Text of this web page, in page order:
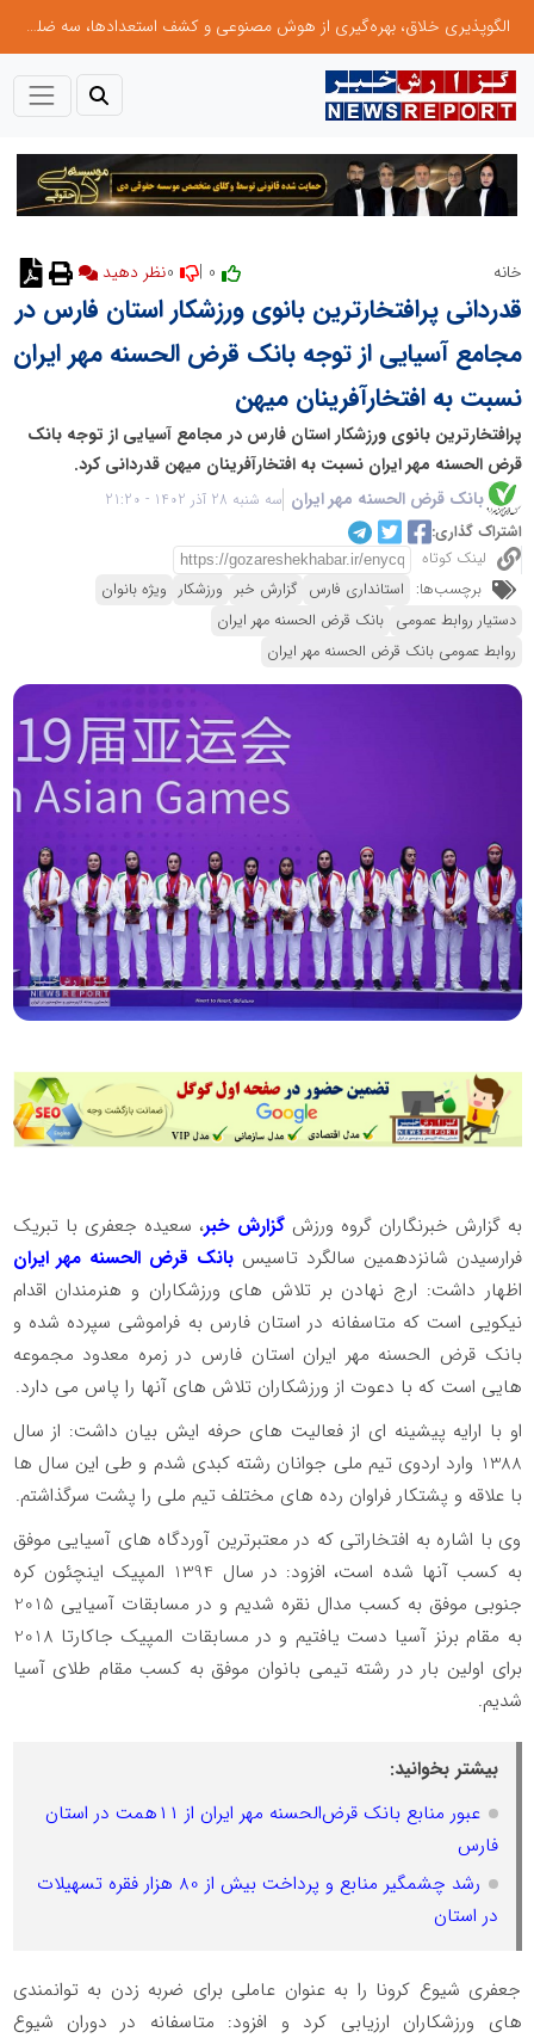
الگوپذیری خلاق، بهره‌گیری از هوش مصنوعی و کشف استعدادها، سه ضلع موفقیت جوانان کارآفرین
خانه نظر دهید
قدردانی پرافتخارترین بانوی ورزشکار استان فارس در
مجامع آسیایی از توجه بانک قرض الحسنه مهر ایران
نسبت به افتخارآفرینان میهن
پرافتخارترین بانوی ورزشکار استان فارس در مجامع آسیایی از توجه بانک
قرض الحسنه مهر ایران نسبت به افتخارآفرینان میهن قدردانی کرد.
بانک قرض الحسنه مهر ایران سه شنبه 28 آذر 1402 - 21:20
اشتراک گذاری:
لینک کوتاه
برچسب‌ها: استانداری فارس گزارش خبر ورزشکار ویژه بانوان
دستیار روابط عمومی بانک قرض الحسنه مهر ایران
روابط عمومی بانک قرض الحسنه مهر ایران
به گزارش خبرنگاران گروه ورزشگزارش خبر، سعیده جعفری با تبریک
فرارسیدن شانزدهمین سالگرد تاسیس بانک قرض الحسنه مهر ایران
اظهار داشت: ارج نهادن بر تلاش های ورزشکاران و هنرمندان اقدام
نیکویی است که متاسفانه در استان فارس به فراموشی سپرده شده و
بانک قرض الحسنه مهر ایران استان فارس در زمره معدود مجموعه
هایی است که با دعوت از ورزشکاران تلاش های آنها را پاس می دارد.
او با ارایه پیشینه ای از فعالیت های حرفه ایش بیان داشت: از سال
1388 وارد اردوی تیم ملی جوانان رشته کبدی شدم و طی این سال ها
با علاقه و پشتکار فراوان رده های مختلف تیم ملی را پشت سرگذاشتم.
وی با اشاره به افتخاراتی که در معتبرترین آوردگاه های آسیایی موفق
به کسب آنها شده است، افزود: در سال 1394 المپیک اینچئون کره
جنوبی موفق به کسب مدال نقره شدیم و در مسابقات آسیایی 2015
به مقام برنز آسیا دست یافتیم و در مسابقات المپیک جاکارتا 2018
برای اولین بار در رشته تیمی بانوان موفق به کسب مقام طلای آسیا
شدیم.
بیشتر بخوانید:
عبور منابع بانک قرض‌الحسنه مهر ایران از ۱۱همت در استان
فارس
رشد چشمگیر منابع و پرداخت بیش از 80 هزار فقره تسهیلات
در استان
جعفری شیوع کرونا را به عنوان عاملی برای ضربه زدن به توانمندی
های ورزشکاران ارزیابی کرد و افزود: متاسفانه در دوران شیوع